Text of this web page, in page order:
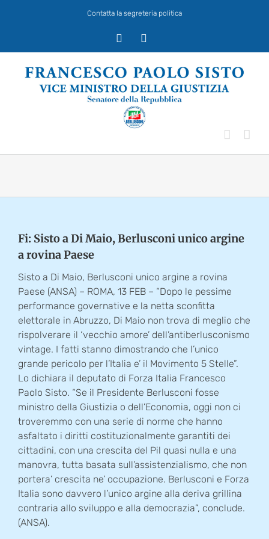
Contatta la segreteria politica
Fi: Sisto a Di Maio, Berlusconi unico argine
a rovina Paese
Sisto a Di Maio, Berlusconi unico argine a rovina
Paese (ANSA) – ROMA, 13 FEB – “Dopo le pessime
performance governative e la netta sconfitta
elettorale in Abruzzo, Di Maio non trova di meglio che
rispolverare il ‘vecchio amore’ dell’antiberlusconismo
vintage. I fatti stanno dimostrando che l’unico
grande pericolo per l’Italia e’ il Movimento 5 Stelle”.
Lo dichiara il deputato di Forza Italia Francesco
Paolo Sisto. “Se il Presidente Berlusconi fosse
ministro della Giustizia o dell’Economia, oggi non ci
troveremmo con una serie di norme che hanno
asfaltato i diritti costituzionalmente garantiti dei
cittadini, con una crescita del Pil quasi nulla e una
manovra, tutta basata sull’assistenzialismo, che non
portera’ crescita ne’ occupazione. Berlusconi e Forza
Italia sono davvero l’unico argine alla deriva grillina
contraria allo sviluppo e alla democrazia”, conclude.
(ANSA).